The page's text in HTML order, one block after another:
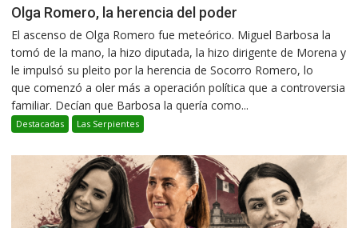
Olga Romero, la herencia del poder
El ascenso de Olga Romero fue meteórico. Miguel Barbosa la
tomó de la mano, la hizo diputada, la hizo dirigente de Morena y
le impulsó su pleito por la herencia de Socorro Romero, lo
que comenzó a oler más a operación política que a controversia
familiar. Decían que Barbosa la quería como...
Destacadas Las Serpientes